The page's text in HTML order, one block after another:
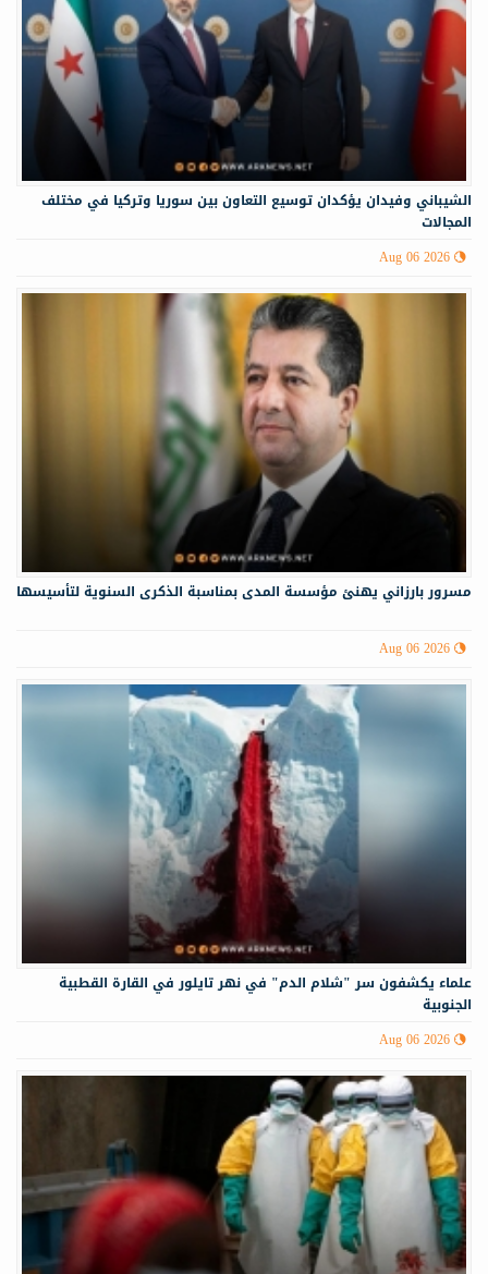
الشيباني وفيدان يؤكدان توسيع التعاون بين سوريا وتركيا في مختلف
المجالات
Aug 06 2026
مسرور بارزاني يهنئ مؤسسة المدى بمناسبة الذكرى السنوية لتأسيسها
Aug 06 2026
علماء يكشفون سر "شلام الدم" في نهر تايلور في القارة القطبية
الجنوبية
Aug 06 2026